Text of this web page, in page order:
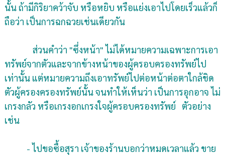
นั้น ถ้ามีกิริยาคว้าจับ หรือหยิบ หรือแย่งเอาไปโดยเร็วแล้วก็
ถือว่า เป็นการฉกฉวยเช่นเดียวกัน
ส่วนคำว่า "ซึ่งหน้า" ไม่ได้หมายความเฉพาะการเอา
ทรัพย์จากตัวและจากข้างหน้าของผู้ครอบครองทรัพย์ไป
เท่านั้น แต่หมายความถึงเอาทรัพย์ไปต่อหน้าต่อตาใกล้ชิด
ตัวผู้ครองครองทรัพย์นั้น จนทำให้เห็นว่า เป็นการอุกอาจ ไม่
เกรงกลัว หรือเกรงอกเกรงใจผู้ครอบครองทรัพย์ ตัวอย่าง
เช่น
- ไปขอซื้อสุรา เจ้าของร้านบอกว่าหมดเวลาแล้ว ขาย